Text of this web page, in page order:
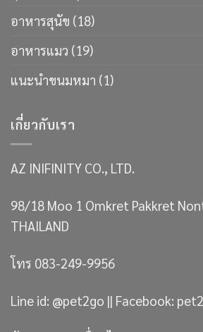
อาหารสุนัข (18)
อาหารแมว (19)
แนะนำขนมหมา (1)
เกี่ยวกับเรา
AZ INIFINITY CO., LTD.
98/18 Moo 1 Omkret Pakkret
THAILAND
โทร 083-249-9956
Line id: @pet2go || Facebook: